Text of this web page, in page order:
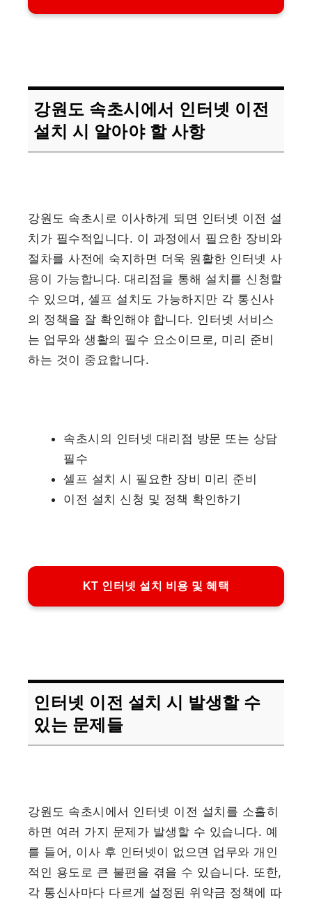
강원도 속초시에서 인터넷 이전
설치 시 알아야 할 사항
강원도 속초시로 이사하게 되면 인터넷 이전 설
치가 필수적입니다. 이 과정에서 필요한 장비와
절차를 사전에 숙지하면 더욱 원활한 인터넷 사
용이 가능합니다. 대리점을 통해 설치를 신청할
수 있으며, 셀프 설치도 가능하지만 각 통신사
의 정책을 잘 확인해야 합니다. 인터넷 서비스
는 업무와 생활의 필수 요소이므로, 미리 준비
하는 것이 중요합니다.
속초시의 인터넷 대리점 방문 또는 상담
필수
셀프 설치 시 필요한 장비 미리 준비
이전 설치 신청 및 정책 확인하기
KT 인터넷 설치 비용 및 혜택
인터넷 이전 설치 시 발생할 수
있는 문제들
강원도 속초시에서 인터넷 이전 설치를 소홀히
하면 여러 가지 문제가 발생할 수 있습니다. 예
를 들어, 이사 후 인터넷이 없으면 업무와 개인
적인 용도로 큰 불편을 겪을 수 있습니다. 또한,
각 통신사마다 다르게 설정된 위약금 정책에 따